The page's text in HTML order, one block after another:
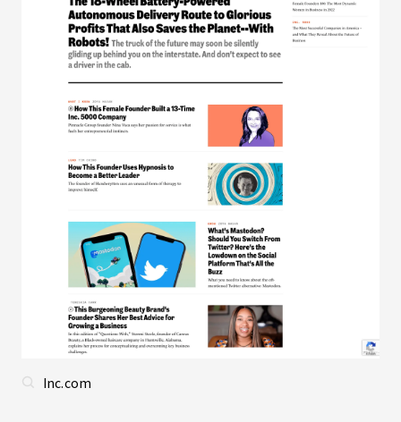
Inc.com